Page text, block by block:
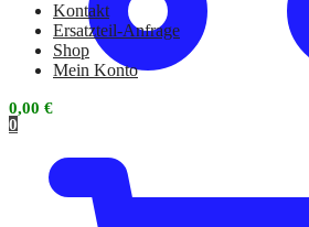
0
Kontakt
Ersatzteil-Anfrage
Shop
Mein Konto
0,00 €